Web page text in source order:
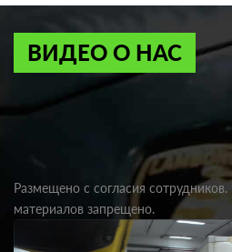
ВИДЕО О НАС
Размещено с согласия
материалов запрещено.